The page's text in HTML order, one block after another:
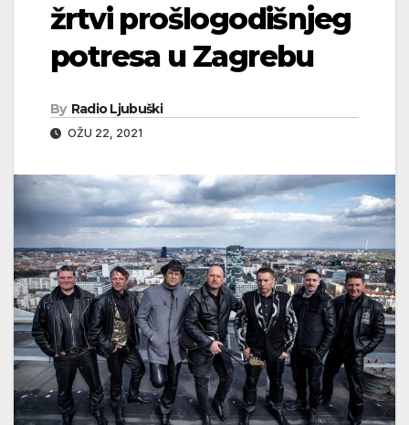
žrtvi prošlogodišnjeg
potresa u Zagrebu
By Radio Ljubuški
OŽU 22, 2021